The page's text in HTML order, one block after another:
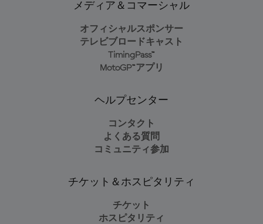
メディア＆コマーシャル
オフィシャルスポンサー
テレビブロードキャスト
TimingPass™
MotoGP™アプリ
ヘルプセンター
コンタクト
よくある質問
コミュニティ参加
チケット＆ホスピタリティ
チケット
ホスピタリティ